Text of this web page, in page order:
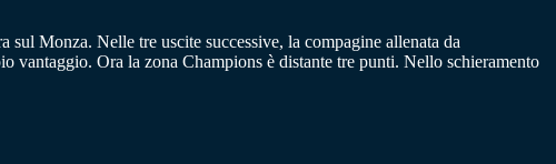
Monza. Nelle tre uscite successive, la compagine allenata da
vantaggio. Ora la zona Champions è distante tre punti. Nello schieramento